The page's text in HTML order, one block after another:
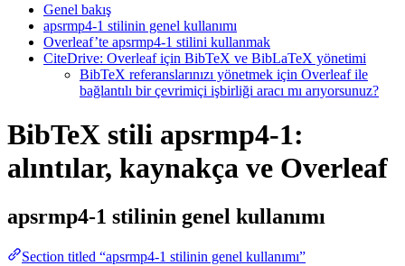
Genel bakış
apsrmp4-1 stilinin genel kullanımı
Overleaf’te apsrmp4-1 stilini kullanmak
CiteDrive: Overleaf için BibTeX ve BibLaTeX yönetimi
BibTeX referanslarınızı yönetmek için Overleaf ile
bağlantılı bir çevrimiçi işbirliği aracı mı arıyorsunuz?
BibTeX stili apsrmp4-1:
alıntılar, kaynakça ve Overleaf
apsrmp4-1 stilinin genel kullanımı
Section titled “apsrmp4-1 stilinin genel kullanımı”